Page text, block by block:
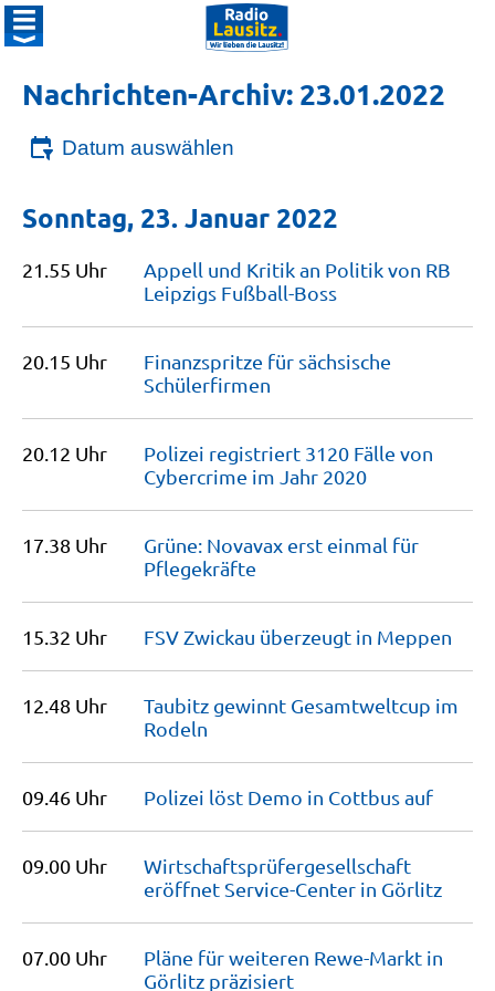
Nachrichten-Archiv: 23.01.2022
Datum auswählen
Sonntag, 23. Januar 2022
21.55 Uhr
Appell und Kritik an Politik von RB
Leipzigs Fußball-Boss
20.15 Uhr
Finanzspritze für sächsische
Schülerfirmen
20.12 Uhr
Polizei registriert 3120 Fälle von
Cybercrime im Jahr 2020
17.38 Uhr
Grüne: Novavax erst einmal für
Pflegekräfte
15.32 Uhr FSV Zwickau überzeugt in Meppen
12.48 Uhr
Taubitz gewinnt Gesamtweltcup im
Rodeln
09.46 Uhr Polizei löst Demo in Cottbusauf
09.00 Uhr
Wirtschaftsprüfergesellschaft
eröffnet Service-Center in Görlitz
07.00 Uhr
Pläne für weiteren Rewe-Markt in
Görlitz präzisiert